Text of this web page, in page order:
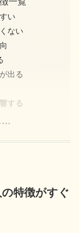
い
ない
出る
する
特徴がすぐ